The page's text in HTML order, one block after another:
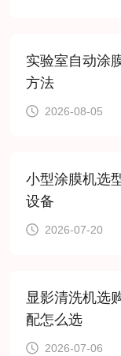
实验室自动涂
方法
2026-08-05
小型涂膜机选
设备
2026-07-20
显影清洗机选
配怎么选
2026-07-06